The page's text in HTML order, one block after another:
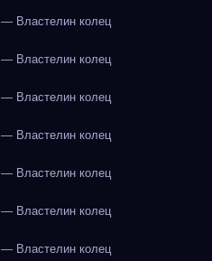
Властелин колец
Властелин колец
Властелин колец
Властелин колец
Властелин колец
Властелин колец
Властелин колец